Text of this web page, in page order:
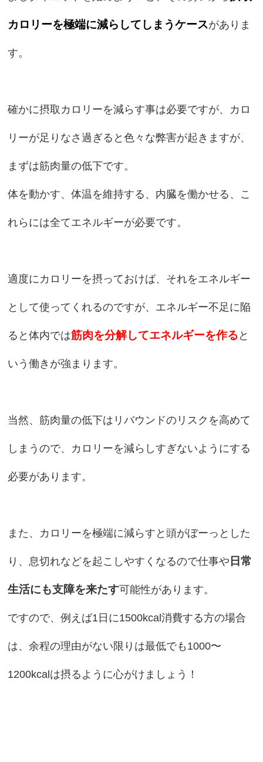
カロリーを極端に減らしてしまうケースがありま
す。
確かに摂取カロリーを減らす事は必要ですが、カロ
リーが足りなさ過ぎると色々な弊害が起きますが、
まずは筋肉量の低下です。
体を動かす、体温を維持する、内臓を働かせる、こ
れらには全てエネルギーが必要です。
適度にカロリーを摂っておけば、それをエネルギー
として使ってくれるのですが、エネルギー不足に陥
ると体内では筋肉を分解してエネルギーを作る と
いう働きが強まります。
当然、筋肉量の低下はリバウンドのリスクを高めて
しまうので、カロリーを減らしすぎないようにする
必要があります。
また、カロリーを極端に減らすと頭がぼーっとした
り、息切れなどを起こしやすくなるので仕事や 日常
生活にも支障を来たす可能性があります。
ですので、例えば1日に1500kcal消費する方の場合
は、余程の理由がない限りは最低でも1000〜
1200kcalは摂るように心がけましょう！